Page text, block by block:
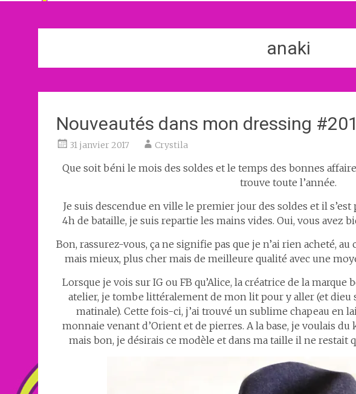
anaki
Nouveautés dans mon dressing
31 janvier 2017 Crystila
Que soit béni le mois des soldes et le temps des bonnes
trouve toute l’année.
Je suis descendue en ville le premier jour des soldes et il
4h de bataille, je suis repartie les mains vides. Oui, vous avez
Bon, rassurez-vous, ça ne signifie pas que je n’ai rien acheté,
mais mieux, plus cher mais de meilleure qualité avec une
Lorsque je vois sur IG ou FB qu’Alice, la créatrice de la marque
atelier, je tombe littéralement de mon lit pour y aller (et dieu
matinale). Cette fois-ci, j’ai trouvé un sublime chapeau en
monnaie venant d’Orient et de pierres. A la base, je voulais
mais bon, je désirais ce modèle et dans ma taille il ne restait